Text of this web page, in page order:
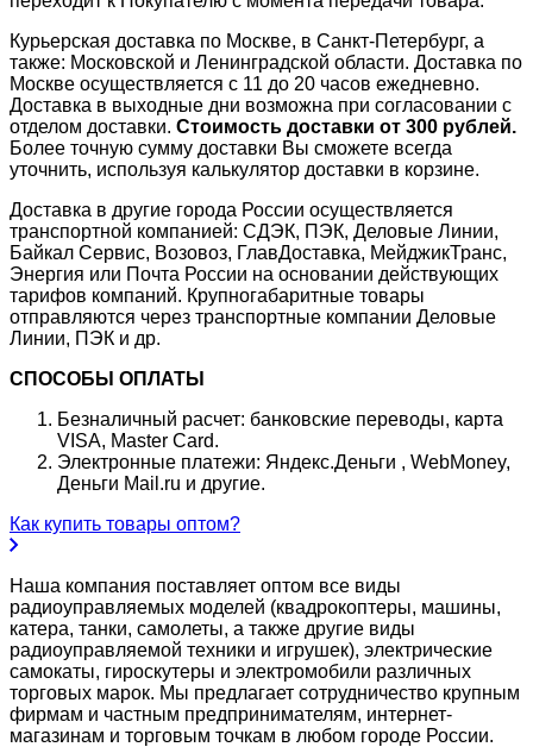
Курьерская доставка по Москве, в Санкт-Петербург, а
также: Московской и Ленинградской области. Доставка по
Москве осуществляется с 11 до 20 часов ежедневно.
Доставка в выходные дни возможна при согласовании с
отделом доставки. Стоимость доставки от 300 рублей.
Более точную сумму доставки Вы сможете всегда
уточнить, используя калькулятор доставки в корзине.
Доставка в другие города России осуществляется
транспортной компанией: СДЭК, ПЭК, Деловые Линии,
Байкал Сервис, Возовоз, ГлавДоставка, МейджикТранс,
Энергия или Почта России на основании действующих
тарифов компаний. Крупногабаритные товары
отправляются через транспортные компании Деловые
Линии, ПЭК и др.
СПОСОБЫ ОПЛАТЫ
Безналичный расчет: банковские переводы, карта
VISA, Master Card.
Электронные платежи: Яндекс.Деньги , WebMoney,
Деньги Mail.ru и другие.
Как купить товары оптом?
Наша компания поставляет оптом все виды
радиоуправляемых моделей (квадрокоптеры, машины,
катера, танки, самолеты, а также другие виды
радиоуправляемой техники и игрушек), электрические
самокаты, гироскутеры и электромобили различных
торговых марок. Мы предлагает сотрудничество крупным
фирмам и частным предпринимателям, интернет-
магазинам и торговым точкам в любом городе России.